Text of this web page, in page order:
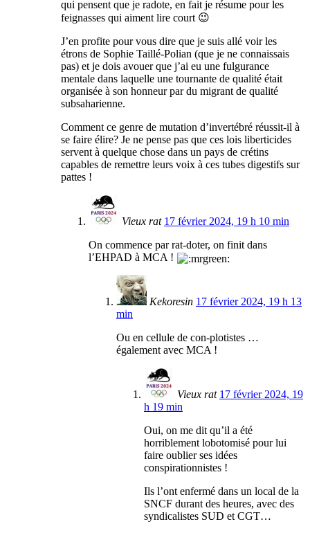
qui pensent que je radote, en fait je résume pour les
feignasses qui aiment lire court 😉
J’en profite pour vous dire que je suis allé voir les
étrons de Sophie Taillé-Polian (que je ne connaissais
pas) et je dois avouer que j’ai eu une fulgurance
mentale dans laquelle une tournante de qualité était
organisée à son honneur par du migrant de qualité
subsaharienne.
Comment ce genre de mutation d’invertébré réussit-il à
se faire élire? Je ne pense pas que ces lois liberticides
servent à quelque chose dans un pays de crétins
capables de remettre leurs voix à ces tubes digestifs sur
pattes !
Vieux rat 17 février 2024, 19 h 10 min
On commence par rat-doter, on finit dans
l’EHPAD à MCA !
Kekoresin 17 février 2024, 19 h 13
min
Ou en cellule de con-plotistes …
également avec MCA !
Vieux rat 17 février 2024, 19
h 19 min
Oui, on me dit qu’il a été
horriblement lobotomisé pour lui
faire oublier ses idées
conspirationnistes !
Ils l’ont enfermé dans un local de la
SNCF durant des heures, avec des
syndicalistes SUD et CGT…